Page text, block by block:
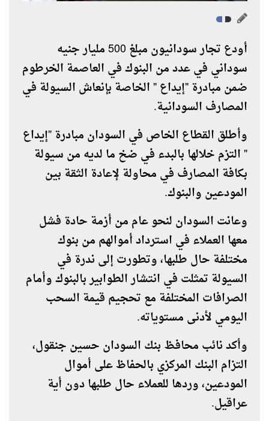
أودع تجار سودانيون مبلغ 500 مليار جنيه
سوداني في عدد من البنوك في العاصمة الخرطوم
ضمن مبادرة "إيداع " الخاصة بإنعاش السيولة في
المصارف السودانية.
وأطلق القطاع الخاص في السودان مبادرة "إيداع
" التزم خلالها بالبدء في ضخ ما لديه من سيولة
بكافة المصارف في محاولة لإعادة الثقة بين
المودعين والبنوك.
وعانت السودان لنحو عام من أزمة حادة فشل
معها العملاء في استرداد أموالهم من بنوك
مختلفة حال طلبها، وتطورت إلى ندرة في
السيولة تمثلت في انتشار الطوابير بالبنوك وأمام
الصرافات المختلفة مع تحجيم قيمة السحب
اليومي لأدنى مستوياته.
وأكد نائب محافظ بنك السودان حسين جنقول،
التزام البنك المركزي بالحفاظ على أموال
المودعين، وردها للعملاء حال طلبها دون أية
عراقيل.